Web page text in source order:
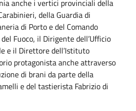
anche i vertici provinciali della
della Guardia di
di Porto e del Comando
Fuoco, il Dirigente dell’Ufficio
e il Direttore dell’Istituto
protagonista anche attraverso
di brani da parte della
e del tastierista Fabrizio di